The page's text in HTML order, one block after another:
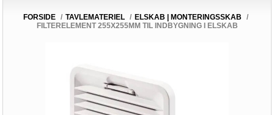
FORSIDE / TAVLEMATERIEL / ELSKAB | MONTERINGSSKAB
/
FILTERELEMENT 255X255MM TIL INDBYGNING I ELSKAB